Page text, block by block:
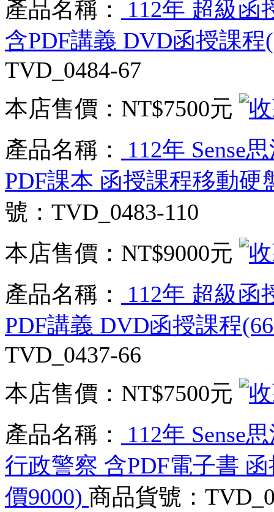
產品名稱：
112年 超級函
含PDF講義 DVD函授課
TVD_0484-67
本店售價： NT$7500元
產品名稱：
112年 Sense
PDF課本 函授課程移動
號：TVD_0483-110
本店售價： NT$9000元
產品名稱：
112年 超級函
PDF講義 DVD函授課程
TVD_0437-66
本店售價： NT$7500元
產品名稱：
112年 Sense
行政警察 含PDF電子書
價9000) 商品貨號：